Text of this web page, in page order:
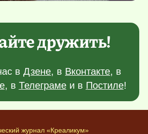
дружить!
в Дзене, в Вконтакте, в
, в Телеграмеи в Постиле!
журнал «Креаликум»